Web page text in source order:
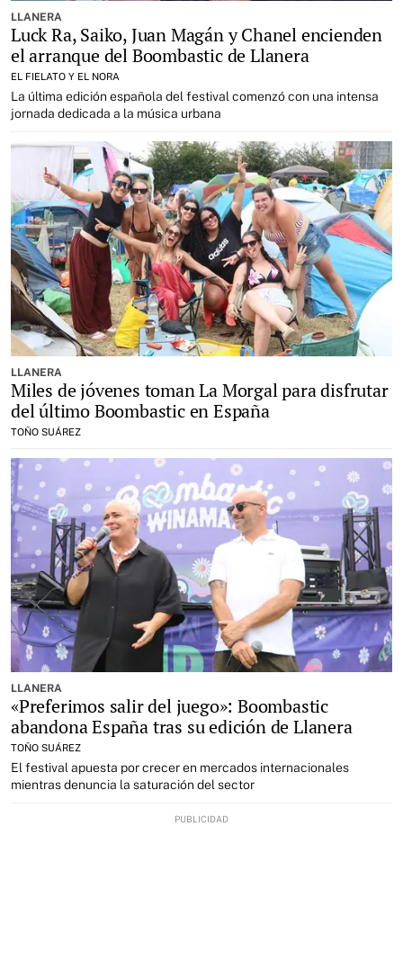
LLANERA
Luck Ra, Saiko, Juan Magán y Chanel encienden
el arranque del Boombastic de Llanera
EL FIELATO Y EL NORA
La última edición española del festival comenzó con una intensa
jornada dedicada a la música urbana
LLANERA
Miles de jóvenes toman La Morgal para disfrutar
del último Boombastic en España
TOÑO SUÁREZ
LLANERA
«Preferimos salir del juego»: Boombastic
abandona España tras su edición de Llanera
TOÑO SUÁREZ
El festival apuesta por crecer en mercados internacionales
mientras denuncia la saturación del sector